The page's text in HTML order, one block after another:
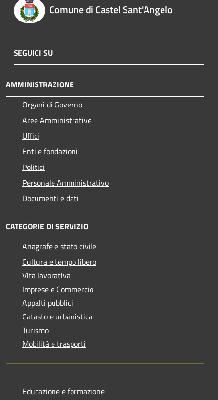
Comune di Castel Sant'Angelo
SEGUICI SU
AMMINISTRAZIONE
Organi di Governo
Aree Amministrative
Uffici
Enti e fondazioni
Politici
Personale Amministrativo
Documenti e dati
CATEGORIE DI SERVIZIO
Anagrafe e stato civile
Cultura e tempo libero
Vita lavorativa
Imprese e Commercio
Appalti pubblici
Catasto e urbanistica
Turismo
Mobilità e trasporti
Educazione e formazione